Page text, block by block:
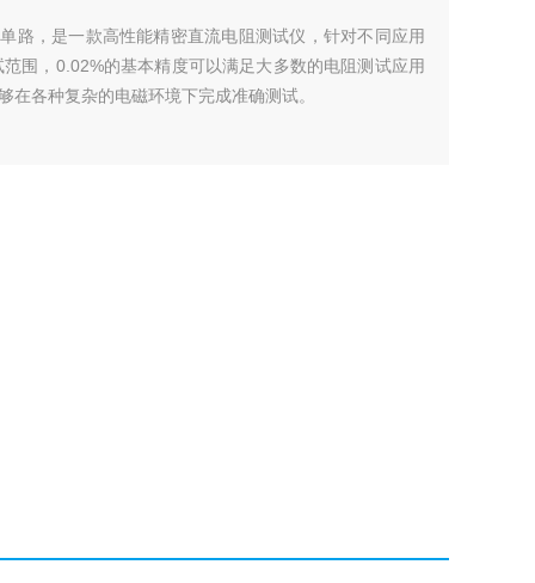
路，是一款高性能精密直流电阻测试仪，针对不同应用
围，0.02%的基本精度可以满足大多数的电阻测试应用
各种复杂的电磁环境下完成准确测试。